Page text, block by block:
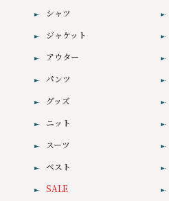
シャツ
ジャケット
アウター
パンツ
グッズ
ニット
スーツ
ベスト
SALE